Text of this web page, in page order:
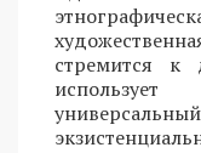
стремится к